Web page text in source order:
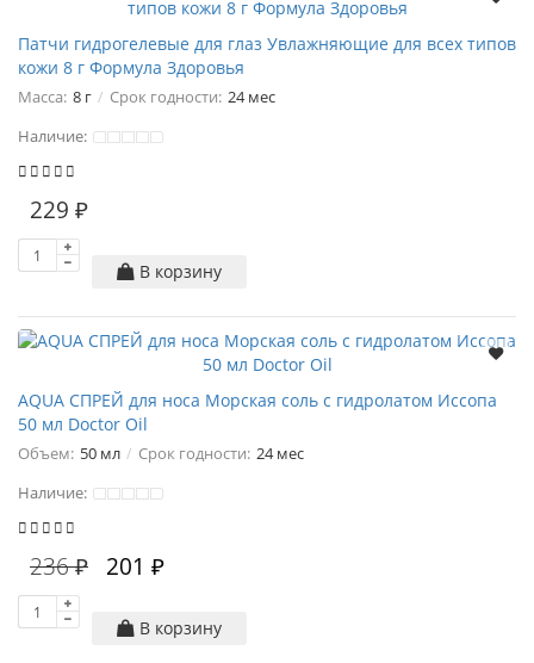
Патчи гидрогелевые для глаз Увлажняющие для всех типов
кожи 8 г Формула Здоровья
Масса: 8 г Срок годности: 24 мес
Наличие:
229 ₽
В корзину
AQUA СПРЕЙ для носа Морская соль с гидролатом Иссопа
50 мл Doctor Oil
Объем: 50 мл Срок годности: 24 мес
Наличие:
236 ₽ 201 ₽
В корзину